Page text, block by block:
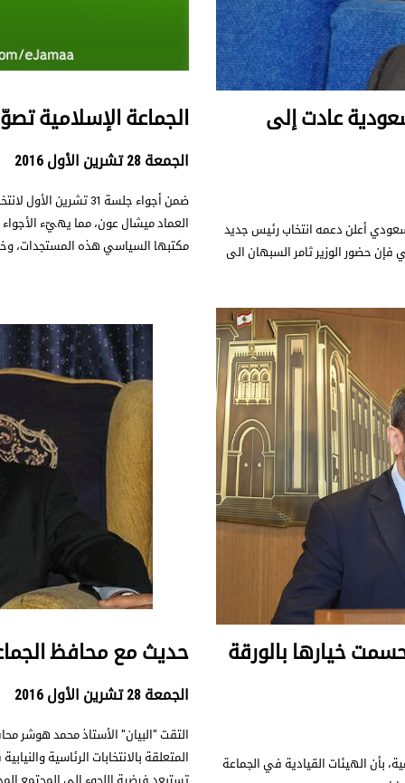
عادت إلى
أعلن دعمه انتخاب رئيس جديد
فإن حضور الوزير ثامر السبهان الى
الجماعة الإسلامية
الجمعة 28 تشرين الأول 2016
ضمن أجواء جلسة 31
العماد ميشال عون، مما يهيّء
مكتبها السياسي هذه المستجدات،
خيارها بالورقة
بأن الهيئات القيادية في الجماعة
حديث مع محافظ
الجمعة 28 تشرين الأول 2016
التقت "البيان" الأستاذ محمد هوشر
المتعلقة بالانتخابات الرئاسية
تستبعد فرضية اللجوء إلى المجتمع